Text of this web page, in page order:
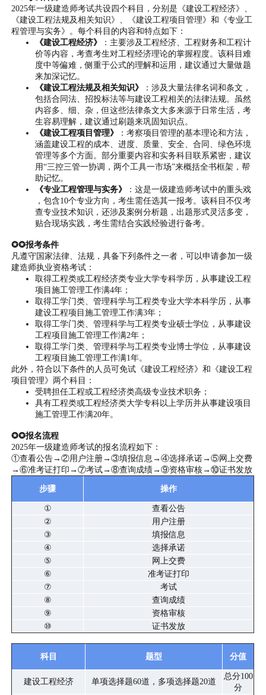
2025年一级建造师考试共设四个科目，分别是《建设工程经济》、
《建设工程法规及相关知识》、《建设工程项目管理》和《专业工
程管理与实务》。每个科目的内容和特点如下：
《建设工程经济》
：主要涉及工程经济、工程财务和工程计
价等内容，考查考生对工程经济理论的掌握程度。该科目难
度中等偏难，侧重于公式的理解和运用，建议通过大量做题
来加深记忆。
《建设工程法规及相关知识》
：涉及大量法律名词和条文，
包括合同法、招投标法等与建设工程相关的法律法规。虽然
内容多、细、杂，但这些法律条文大多来源于日常生活，考
生容易理解，建议通过刷题来巩固知识点。
《建设工程项目管理》
：考察项目管理的基本理论和方法，
涵盖建设工程的成本、进度、质量、安全、合同、绿色环境
管理等多个方面。部分重要内容和实务科目联系紧密，建议
用“三控三管一协调，两个工具一市场”来概括全书框架，帮
助记忆。
《专业工程管理与实务》
：这是一级建造师考试中的重头戏
，包含10个专业方向，考生需任选其一报考。该科目不仅考
查专业技术知识，还涉及案例分析题，出题形式灵活多变，
贴合现场实践，考生需结合实践经验进行备考。
✪✪报考条件
凡遵守国家法律、法规，具备下列条件之一者，可以申请参加一级
建造师执业资格考试：
取得工程类或工程经济类专业大学专科学历，从事建设工程
项目施工管理工作满4年；
取得工学门类、管理科学与工程类专业大学本科学历，从事
建设工程项目施工管理工作满3年；
取得工学门类、管理科学与工程类专业硕士学位，从事建设
工程项目施工管理工作满2年；
取得工学门类、管理科学与工程类专业博士学位，从事建设
工程项目施工管理工作满1年。
此外，符合以下条件的人员可免试《建设工程经济》和《建设工程
项目管理》两个科目：
受聘担任工程或工程经济类高级专业技术职务；
具有工程类或工程经济类大学专科以上学历并从事建设项目
施工管理工作满20年。
✪✪报名流程
2025年一级建造师考试的报名流程如下：
①查看公告→②用户注册→③填报信息→④选择承诺→⑤网上交费
→⑥准考证打印→⑦考试→⑧查询成绩→⑨资格审核→⑩证书发放
步骤
操作
①
查看公告
②
用户注册
③
填报信息
④
选择承诺
⑤
网上交费
⑥
准考证打印
⑦
考试
⑧
查询成绩
⑨
资格审核
⑩
证书发放
科目 题型 分值
建设工程经济 单项选择题60道，多项选择题20道
总分100
分